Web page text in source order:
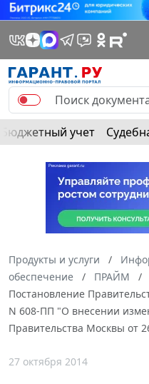
Бюджетный учет
Продукты и услуги
обеспечение
ПРАЙМ
Постановление
N 608-ПП "О внесении
Правительства Москвы от
27 октября 2014